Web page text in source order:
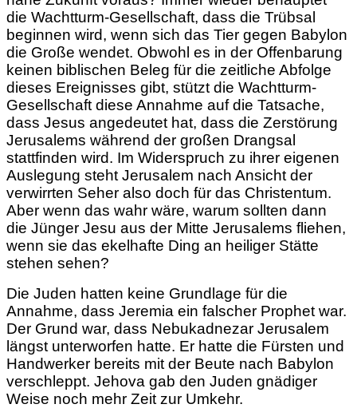
die Wachtturm-Gesellschaft, dass die Trübsal
beginnen wird, wenn sich das Tier gegen Babylon
die Große wendet. Obwohl es in der Offenbarung
keinen biblischen Beleg für die zeitliche Abfolge
dieses Ereignisses gibt, stützt die Wachtturm-
Gesellschaft diese Annahme auf die Tatsache,
dass Jesus angedeutet hat, dass die Zerstörung
Jerusalems während der großen Drangsal
stattfinden wird. Im Widerspruch zu ihrer eigenen
Auslegung steht Jerusalem nach Ansicht der
verwirrten Seher also doch für das Christentum.
Aber wenn das wahr wäre, warum sollten dann
die Jünger Jesu aus der Mitte Jerusalems fliehen,
wenn sie das ekelhafte Ding an heiliger Stätte
stehen sehen?
Die Juden hatten keine Grundlage für die
Annahme, dass Jeremia ein falscher Prophet war.
Der Grund war, dass Nebukadnezar Jerusalem
längst unterworfen hatte. Er hatte die Fürsten und
Handwerker bereits mit der Beute nach Babylon
verschleppt. Jehova gab den Juden gnädiger
Weise noch mehr Zeit zur Umkehr.